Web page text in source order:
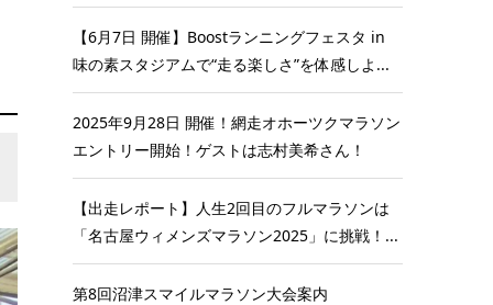
【6月7日 開催】Boostランニングフェスタ in
味の素スタジアムで“走る楽しさ”を体感しよ...
2025年9月28日 開催！網走オホーツクマラソン
エントリー開始！ゲストは志村美希さん！
【出走レポート】人生2回目のフルマラソンは
「名古屋ウィメンズマラソン2025」に挑戦！...
第8回沼津スマイルマラソン大会案内